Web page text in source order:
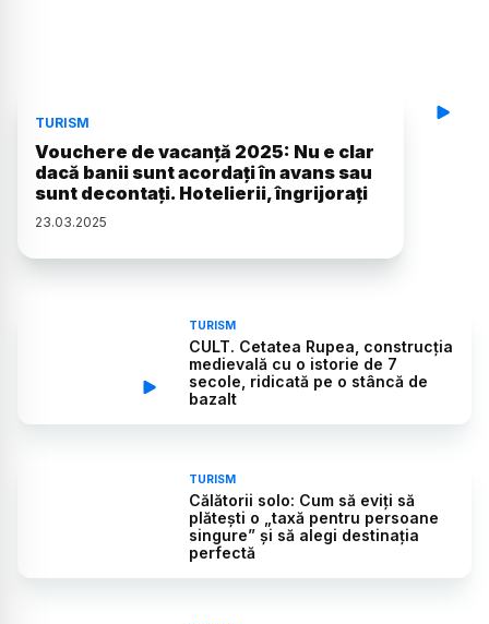
TURISM
Vouchere de vacanță 2025: Nu e clar
dacă banii sunt acordați în avans sau
sunt decontați. Hotelierii, îngrijorați
23.03.2025
TURISM
CULT. Cetatea Rupea, construcția
medievală cu o istorie de 7
secole, ridicată pe o stâncă de
bazalt
TURISM
Călătorii solo: Cum să eviți să
plătești o „taxă pentru persoane
singure” și să alegi destinația
perfectă